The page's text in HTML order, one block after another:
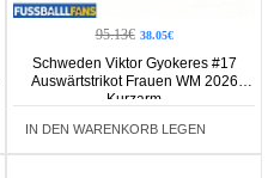
95.13€ 38.05€
Schweden Viktor Gyokeres #17
Auswärtstrikot Frauen WM 2026
Kurzarm
IN DEN WARENKORB LEGEN